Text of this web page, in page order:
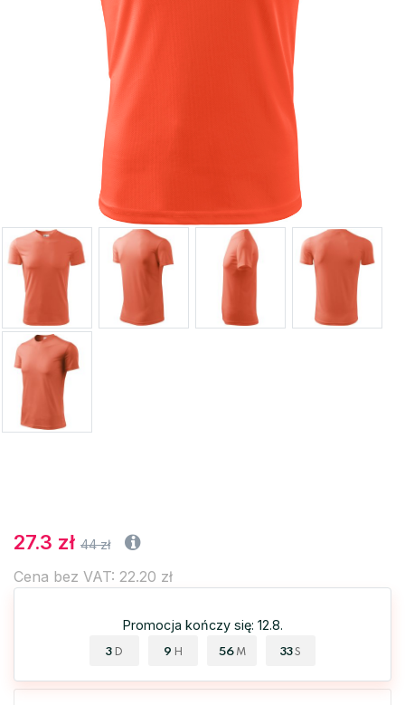
27.3 zł 44 zł
Cena bez VAT: 22.20 zł
Promocja kończy się: 12.8.
3 D 9 H 56 M 32 S